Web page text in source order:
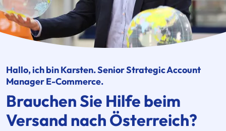
Hallo, ich bin Karsten. Senior Strategic Account
Manager E-Commerce.
Brauchen Sie Hilfe beim
Versand nach Österreich?